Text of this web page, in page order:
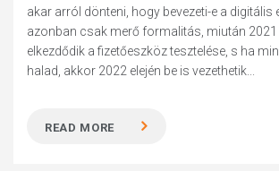
akar arról dönteni, hogy bevezeti-e a digitális
azonban csak merő formalitás, miután 2021
elkezdődik a fizetőeszköz tesztelése, s ha
halad, akkor 2022 elején be is vezethetik...
READ MORE